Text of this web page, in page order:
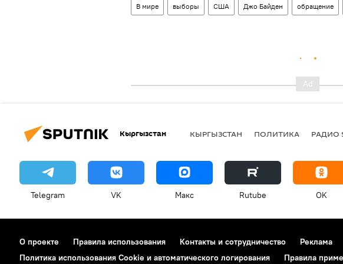
В мире выборы США Джо Байден обращение
Кыргызстан КЫРГЫЗСТАН ПОЛИТИКА РАДИО
Telegram VK Макс Rutube OK
О проекте Правила использования Контакты и сотрудничество Реклама
Политика использования Cookie и автоматического логирования
Правила